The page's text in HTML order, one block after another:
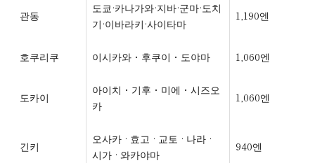
관동
도쿄·카나가와·지바·군마·도치
기·이바라키·사이타마
1,190엔
호쿠리쿠 이시카와・후쿠이・도야마 1,060엔
도카이
아이치・기후・미에・시즈오
카
1,060엔
긴키
오사카 · 효고 · 교토 · 나라 ·
시가 · 와카야마
940엔